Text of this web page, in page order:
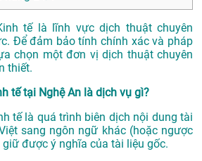
tế là lĩnh vực dịch thuật chuyên
Để đảm bảo tính chính xác và pháp
chọn một đơn vị dịch thuật chuyên
thiết.
tế tại Nghệ An là dịch vụ gì?
tế là quá trình biên dịch nội dung tài
sang ngôn ngữ khác (hoặc ngược
được ý nghĩa của tài liệu gốc.